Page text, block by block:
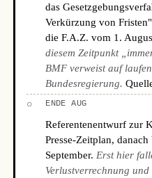
das
Verkürzung von
die F.A.Z. vom 1.
diesem Zeitpunkt
BMF verweist auf
Bundesregierung.
○ ENDE AUG
Referentenentwurf zur
Presse-Zeitplan,
September. Erst hier
Verlustverrechnung